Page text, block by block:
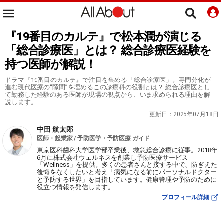
『19番目のカルテ』で松本潤が演じる
「総合診療医」とは？ 総合診療医経験を
持つ医師が解説！
ドラマ『19番目のカルテ』で注目を集める「総合診療医」。専門分化が
進む現代医療の“隙間”を埋めるこの診療科の役割とは？ 総合診療医とし
て勤務した経験のある医師が現場の視点から、いま求められる理由を解
説します。
更新日： 2025年07月18日
中田 航太郎
医師・起業家 / 予防医学・予防医療 ガイド
東京医科歯科大学医学部卒業後、救急総合診療に従事。2018年
6月に株式会社ウェルネスを創業し予防医療サービス
「Wellness」を提供。多くの患者さんと接する中で、防ぎえた
後悔をなくしたいと考え「病気になる前にパーソナルドクター
と予防する世界」を目指しています。健康管理や予防のために
役立つ情報を発信します。
プロフィール詳細